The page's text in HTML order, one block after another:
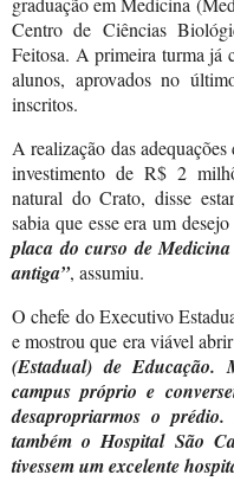
Centro de Ciências
Feitosa. A primeira turma já
alunos, aprovados no
inscritos.
A realização das
investimento de R$ 2
natural do Crato, disse
sabia que esse era um
placa do curso de
antiga”, assumiu.
O chefe do Executivo
e mostrou que era viável
(Estadual) de
campus próprio e
desapropriarmos o
também o Hospital São
tivessem um excelente